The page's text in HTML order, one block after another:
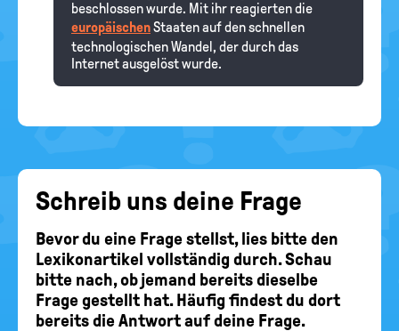
beschlossen wurde. Mit ihr reagierten die
europäischenStaaten auf den schnellen
technologischen Wandel, der durch das
Internet ausgelöst wurde.
Schreib uns deine Frage
Bevor du eine Frage stellst, lies bitte den
Lexikonartikel vollständig durch. Schau
bitte nach, ob jemand bereits dieselbe
Frage gestellt hat. Häufig findest du dort
bereits die Antwort auf deine Frage.